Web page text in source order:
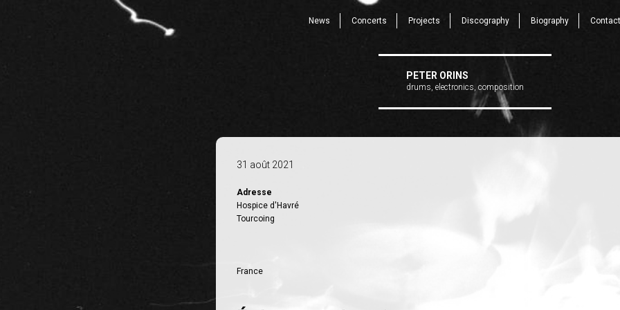
News Concerts Projects Discography Biography Contact
PETER ORINS
drums, electronics, composition
31 août 2021
Adresse
Hospice d'Havré
Tourcoing
France